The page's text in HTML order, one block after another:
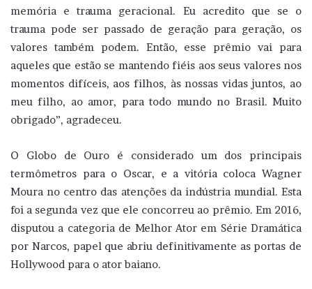
memória e trauma geracional. Eu acredito que se o
trauma pode ser passado de geração para geração, os
valores também podem. Então, esse prêmio vai para
aqueles que estão se mantendo fiéis aos seus valores nos
momentos difíceis, aos filhos, às nossas vidas juntos, ao
meu filho, ao amor, para todo mundo no Brasil. Muito
obrigado”, agradeceu.
O Globo de Ouro é considerado um dos principais
termômetros para o Oscar, e a vitória coloca Wagner
Moura no centro das atenções da indústria mundial. Esta
foi a segunda vez que ele concorreu ao prêmio. Em 2016,
disputou a categoria de Melhor Ator em Série Dramática
por Narcos, papel que abriu definitivamente as portas de
Hollywood para o ator baiano.